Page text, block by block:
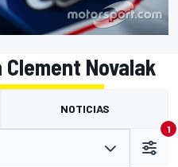
Novalak
NOTICIAS
1